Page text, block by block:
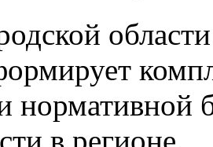
нормативной
в регионе.